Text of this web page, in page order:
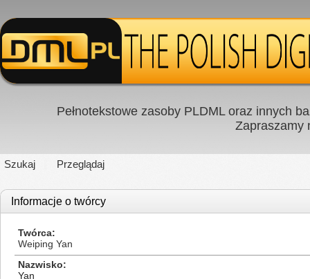
Pełnotekstowe zasoby PLDML oraz innych
Zapraszamy
Szukaj Przeglądaj
Informacje o twórcy
Twórca
Weiping Yan
Nazwisko
Yan